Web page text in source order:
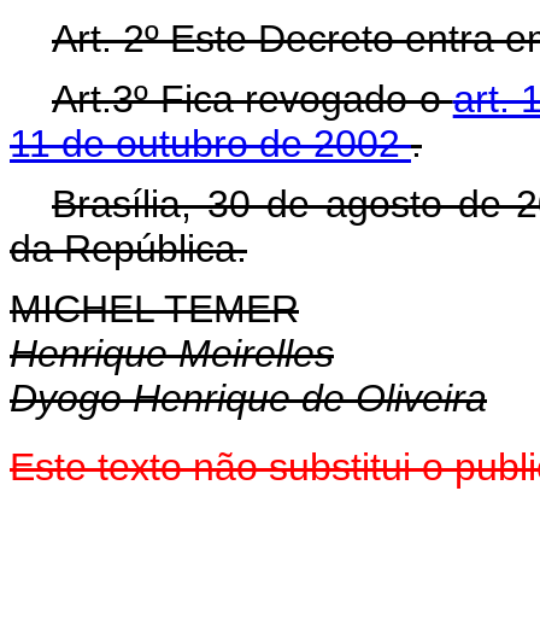
Art. 2º Este Decreto entra
Art.3º Fica revogado oart.
11 de outubro de 2002.
Brasília, 30 de agosto de
da República.
MICHEL TEMER
Henrique Meirelles
Dyogo Henrique de Oliveira
Este texto não substitui o